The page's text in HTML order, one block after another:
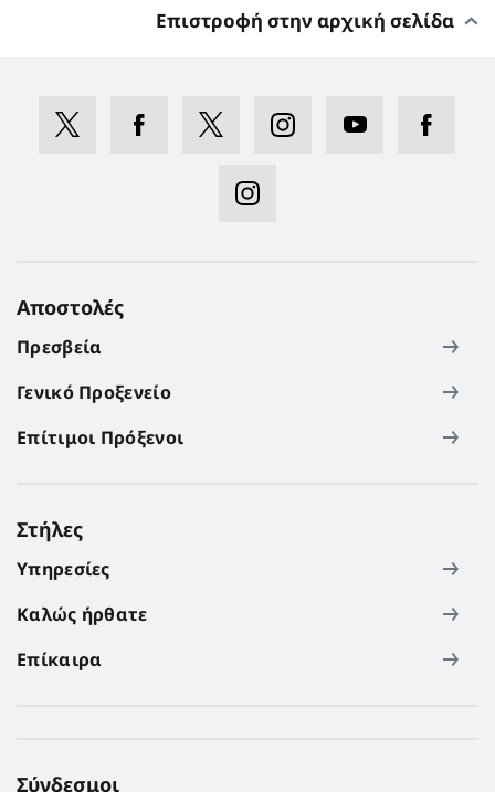
Επιστροφή στην αρχική σελίδα
Αποστολές
Πρεσβεία
Γενικό Προξενείο
Επίτιμοι Πρόξενοι
Στήλες
Υπηρεσίες
Καλώς ήρθατε
Επίκαιρα
Σύνδεσμοι